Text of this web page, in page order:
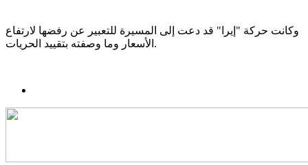
وكانت حركة "إيرا" قد دعت إلى المسيرة للتعبير عن رفضها لارتفاع
الأسعار وما وصفته بتقييد الحريات.